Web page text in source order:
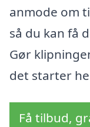
anmode om
så du kan få
Gør
det starter
Få tilbud,